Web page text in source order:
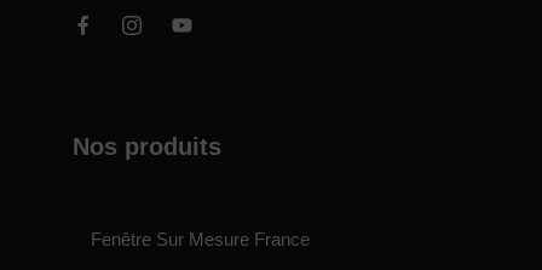
Nos produits
Fenêtre Sur Mesure France